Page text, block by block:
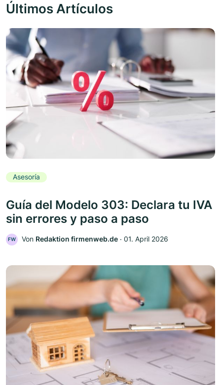
Últimos Artículos
Asesoría
Guía del Modelo 303: Declara tu IVA
sin errores y paso a paso
FW Von Redaktion firmenweb.de ‧ 01. April 2026